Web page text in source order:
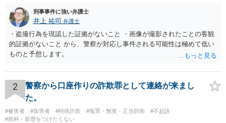
刑事事件に強い弁護士
井上 祐司 弁護士
・盗撮行為を現認した証拠がないこと ・画像が撮影されたことの客観
的証拠がないこと から、警察が対応し事件される可能性は極めて低い
ものと予想します。
2
警察から口座作りの詐欺罪として連絡が来まし
た。
#被害者 #加害者 #特殊詐欺 #冤罪・無実・正当防衛
#不起訴
#前科・前歴をつけたくない